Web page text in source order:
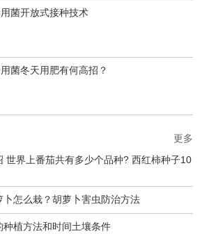
菌开放式接种技术
菌冬天用肥有何高招？
世界上番茄共有多少个品种? 西红柿种子10
怎么栽？胡萝卜害虫防治方法
植方法和时间土壤条件
更多